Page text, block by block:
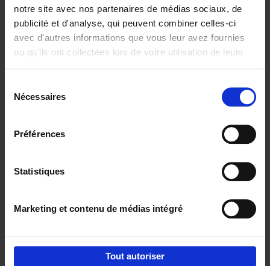
notre site avec nos partenaires de médias sociaux, de
publicité et d'analyse, qui peuvent combiner celles-ci
avec d'autres informations que vous leur avez fournies
ou qu'ils ont collectées lors de votre utilisation de leurs
Nécessaires
Préférences
Statistiques
Marketing et contenu de médias intégré
Tout autoriser
€29,99
Digital marketing like a PRO -
completely revised edition (EN)